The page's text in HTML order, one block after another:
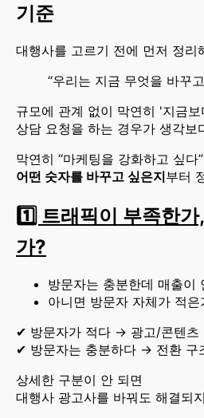
기준
대행사를 고르기 전에 먼저 정리
“우리는 지금 무엇을 바꾸
규모에 관계 없이 막연히 '지금
상담 요청을 하는 경우가 생각보
막연히 “마케팅을 강화하고 싶다
어떤 숫자를 바꾸고 싶은지부터
1️⃣ 트래픽이 부족한
가?
방문자는 충분한데 매출이
아니면 방문자 자체가 적은
✔ 방문자가 적다 → 광고/콘텐츠
✔ 방문자는 충분하다 → 전환 구
상세한 구분이 안 되면
대행사 광고사를 바꿔도 해결되